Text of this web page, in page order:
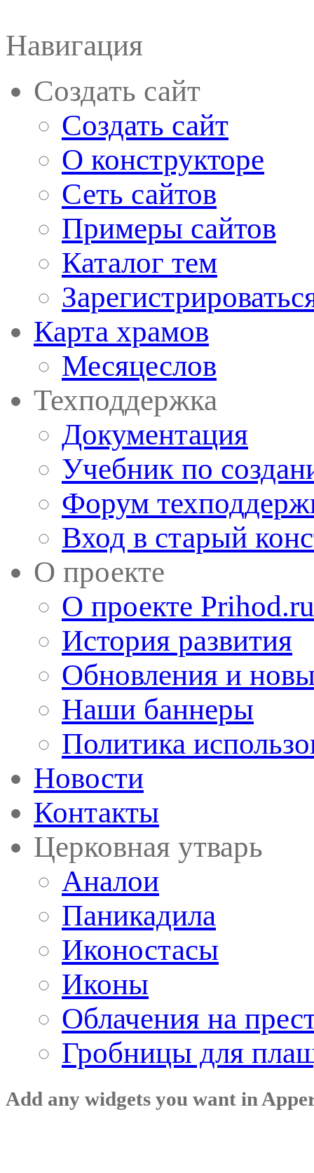
Навигация
Создать сайт
Создать сайт
О конструкторе
Сеть сайтов
Примеры сайтов
Каталог тем
Карта храмов
Месяцеслов
Техподдержка
Документация
Учебник по
Форум
Вход в старый
О проекте
О проекте Prihod.ru
История развития
Обновления и
Наши баннеры
Политика
Новости
Контакты
Церковная утварь
Аналои
Паникадила
Иконостасы
Иконы
Облачения на
Гробницы для
Add any widgets you want in